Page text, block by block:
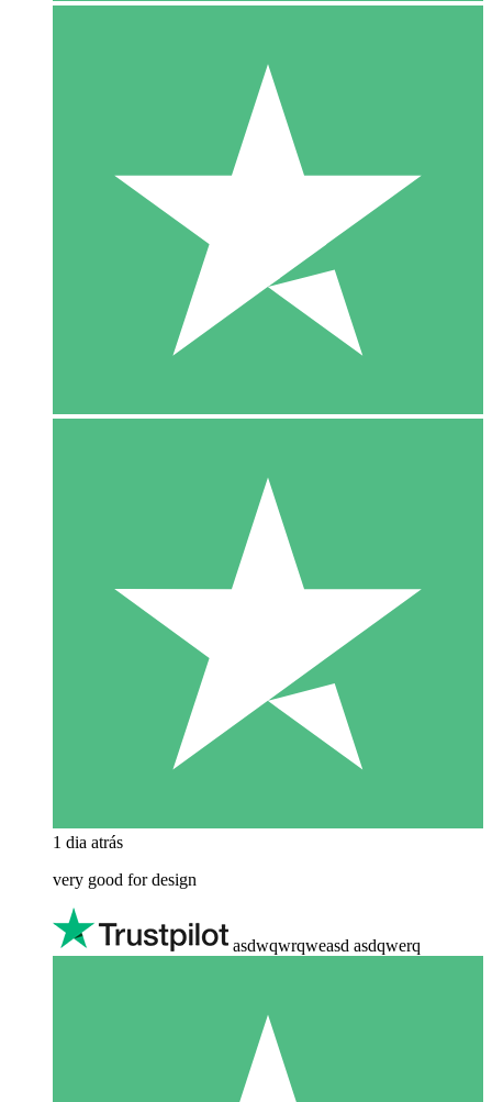
1 dia atrás
very good for design
asdwqwrqweasd asdqwerq